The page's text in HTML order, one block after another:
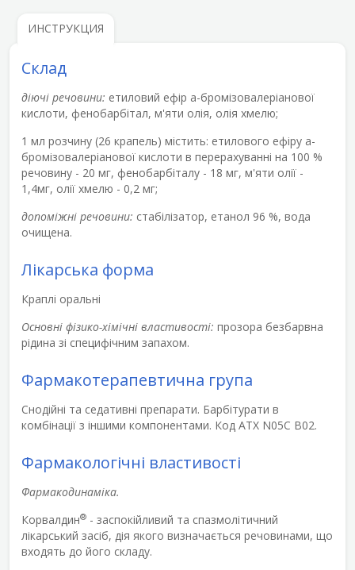
ИНСТРУКЦИЯ
Склад
діючі речовини: етиловий ефір a-бромізовалеріанової
кислоти, фенобарбітал, м'яти олія, олія хмелю;
1 мл розчину (26 крапель) містить: етилового ефіру a-
бромізовалеріанової кислоти в перерахуванні на 100 %
речовину - 20 мг, фенобарбіталу - 18 мг, м'яти олії -
1,4мг, олії хмелю - 0,2 мг;
допоміжні речовини: стабілізатор, етанол 96 %, вода
очищена.
Лікарська форма
Краплі оральні
Основні фізико-хімічні властивості: прозора безбарвна
рідина зі специфічним запахом.
Фармакотерапевтична група
Снодійні та седативні препарати. Барбітурати в
комбінації з іншими компонентами. Код АТХ N05C B02.
Фармакологічні властивості
Фармакодинаміка.
Корвалдин® - заспокійливий та спазмолітичний
лікарський засіб, дія якого визначається речовинами, що
входять до його складу.